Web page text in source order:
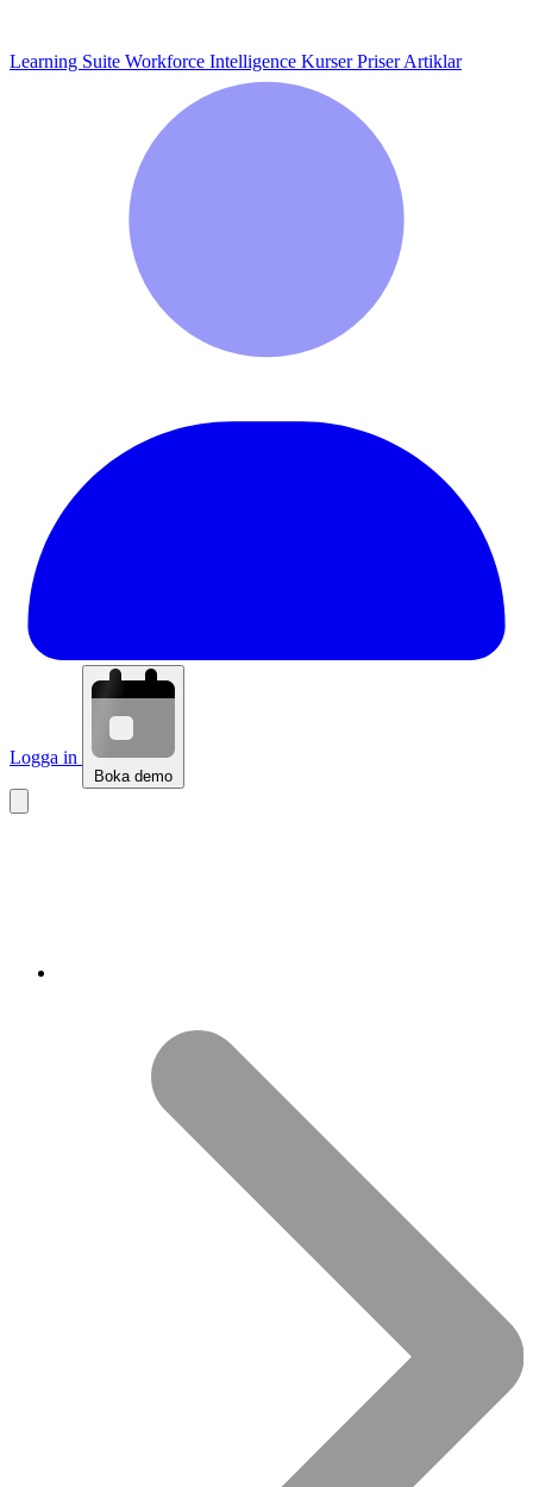
Learning Suite Workforce Intelligence KurserPriserArtiklar
Logga in
Boka demo